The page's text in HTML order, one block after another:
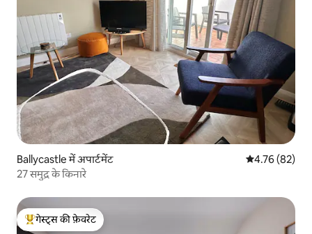
Ballycastle में अपार्टमेंट औसत रेटिंग 5 में
4.76 (82)
27 समुद्र के किनारे
गेस्ट्स का टॉप फ़ेवरेट
गेस्ट्स की फ़ेवरेट